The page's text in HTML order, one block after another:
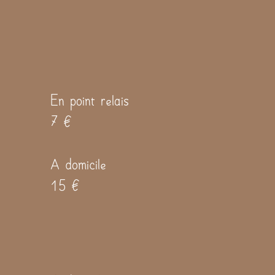
En point relais
7 €
A domicile
15 €